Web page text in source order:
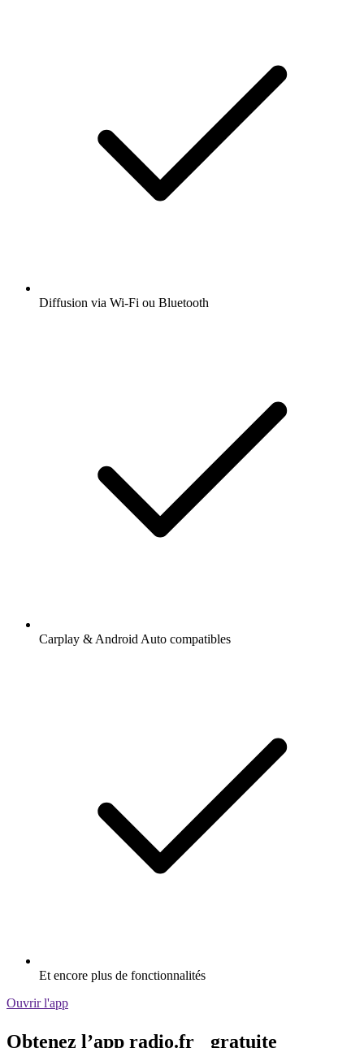
Diffusion via Wi-Fi ou Bluetooth
Carplay & Android Auto compatibles
Et encore plus de fonctionnalités
Ouvrir l'app
Obtenez l’app radio.fr gratuite